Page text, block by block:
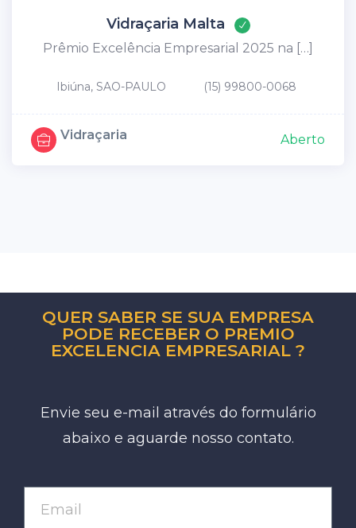
Vidraçaria Malta
Prêmio Excelência Empresarial 2025 na […]
Ibiúna, SAO-PAULO (15) 99800-0068
Vidraçaria Aberto
QUER SABER SE SUA EMPRESA
PODE RECEBER O PREMIO
EXCELENCIA EMPRESARIAL ?
Envie seu e-mail através do formulário
abaixo e aguarde nosso contato.